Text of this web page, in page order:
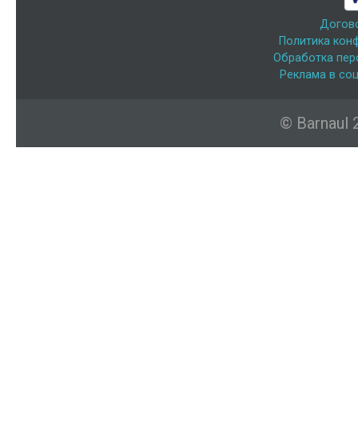
Политика
Обработка
Реклама в
© Barnaul